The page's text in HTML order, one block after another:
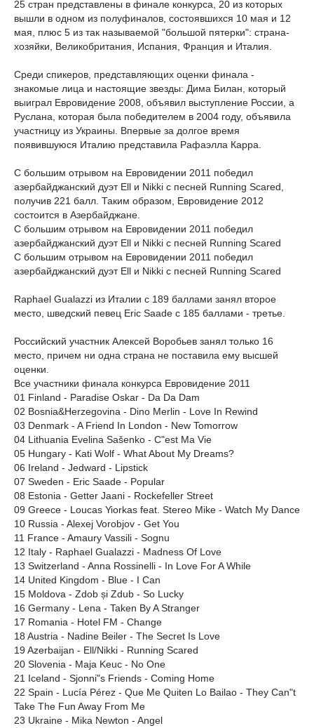
25 стран представлены в финале конкурса, 20 из которых
вышли в одном из полуфиналов, состоявшихся 10 мая и 12
мая, плюс 5 из так называемой "большой пятерки": страна-
хозяйки, Великобритания, Испания, Франция и Италия.
Среди спикеров, представляющих оценки финала -
знакомые лица и настоящие звезды: Дима Билан, который
выиграл Евровидение 2008, объявил выступление России, а
Руслана, которая была победителем в 2004 году, объявила
участницу из Украины. Впервые за долгое время
появившуюся Италию представила Рафаэлла Карра.
С большим отрывом на Евровидении 2011 победил
азербайджанский дуэт Ell и Nikki с песней Running Scared,
получив 221 балл. Таким образом, Евровидение 2012
состоится в Азербайджане.
С большим отрывом на Евровидении 2011 победил
азербайджанский дуэт Ell и Nikki с песней Running Scared
С большим отрывом на Евровидении 2011 победил
азербайджанский дуэт Ell и Nikki с песней Running Scared
Raphael Gualazzi из Италии с 189 баллами занял второе
место, шведский певец Eric Saade с 185 баллами - третье.
Российский участник Алексей Воробьев занял только 16
место, причем ни одна страна не поставила ему высшей
оценки.
Все участники финала конкурса Евровидение 2011
01 Finland - Paradise Oskar - Da Da Dam
02 Bosnia&Herzegovina - Dino Merlin - Love In Rewind
03 Denmark - A Friend In London - New Tomorrow
04 Lithuania Evelina Sašenko - C"est Ma Vie
05 Hungary - Kati Wolf - What About My Dreams?
06 Ireland - Jedward - Lipstick
07 Sweden - Eric Saade - Popular
08 Estonia - Getter Jaani - Rockefeller Street
09 Greece - Loucas Yiorkas feat. Stereo Mike - Watch My Dance
10 Russia - Alexej Vorobjov - Get You
11 France - Amaury Vassili - Sognu
12 Italy - Raphael Gualazzi - Madness Of Love
13 Switzerland - Anna Rossinelli - In Love For A While
14 United Kingdom - Blue - I Can
15 Moldova - Zdob și Zdub - So Lucky
16 Germany - Lena - Taken By A Stranger
17 Romania - Hotel FM - Change
18 Austria - Nadine Beiler - The Secret Is Love
19 Azerbaijan - Ell/Nikki - Running Scared
20 Slovenia - Maja Keuc - No One
21 Iceland - Sjonni"s Friends - Coming Home
22 Spain - Lucía Pérez - Que Me Quiten Lo Bailao - They Can"t
Take The Fun Away From Me
23 Ukraine - Mika Newton - Angel